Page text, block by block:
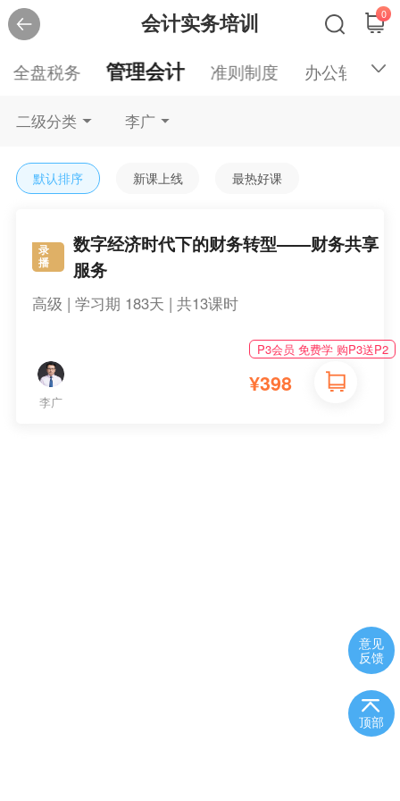
会计实务培训 0
全盘税务 管理会计 准则制度 办公软件
二级分类 李广
默认排序 新课上线 最热好课
录
播
数字经济时代下的财务转型——财务共享
服务
高级 | 学习期 183天 | 共13课时
李广
P3会员 免费学 购P3送P2
¥398
意见
反馈
顶部